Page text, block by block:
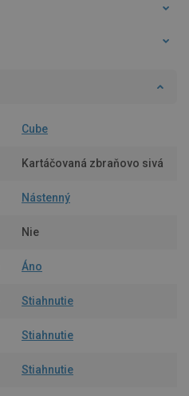
Cube
Kartáčovaná zbraňovo sivá
Nástenný
Nie
Áno
Stiahnutie
Stiahnutie
Stiahnutie